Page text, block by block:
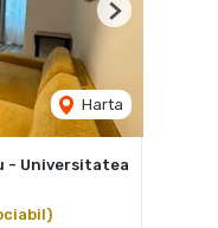
Harta
Next
- Universitatea